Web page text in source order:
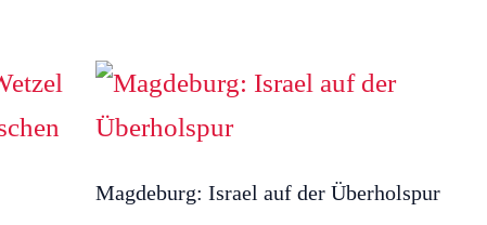
Magdeburg: Israel auf der Überholspur